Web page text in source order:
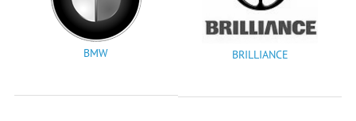
BMW BRILLIANCE